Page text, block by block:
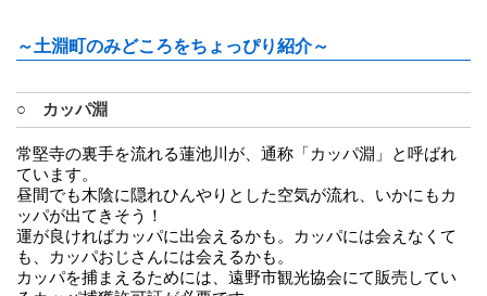
～土淵町のみどころをちょっぴり紹介～
○ カッパ淵
常堅寺の裏手を流れる蓮池川が、通称「カッパ淵」と呼ばれ
ています。
昼間でも木陰に隠れひんやりとした空気が流れ、いかにもカ
ッパが出てきそう！
運が良ければカッパに出会えるかも。カッパには会えなくて
も、カッパおじさんには会えるかも。
カッパを捕まえるためには、遠野市観光協会にて販売してい